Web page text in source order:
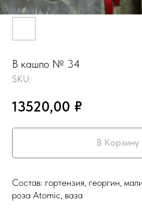
В кашпо № 34
SKU:
13520,00 ₽
В Корзину
Состав: гортензия, георгин,
роза Atomic, ваза